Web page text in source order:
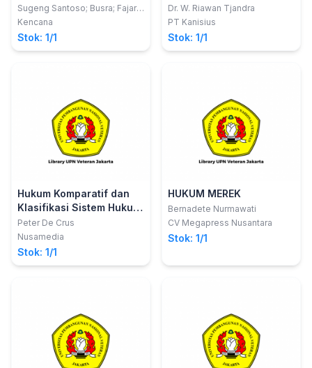
KONTEMPORER
Implementasi dan
Tantangan (Perspektif
Hukum Nasional dan
Sugeng Santoso; Busra; Fajar
Hernawan
Kencana
Stok: 1/1
Ruang Lingkup,
Pengelolaan, dan
Penyelesaiaan Kerugian
Negara
Dr. W. Riawan Tjandra
PT Kanisius
Stok: 1/1
Hukum Komparatif dan
Klasifikasi Sistem Hukum
ke dalam Keluarga
Hukum
Peter De Crus
Nusamedia
Stok: 1/1
HUKUM MEREK
Bernadete Nurmawati
CV Megapress Nusantara
Stok: 1/1